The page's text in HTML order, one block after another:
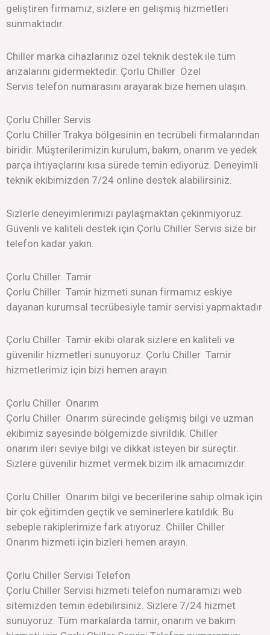
geliştiren firmamız, sizlere en gelişmiş hizmetleri
sunmaktadır.
Chiller marka cihazlarınız özel teknik destek ile tüm
arızalarını gidermektedir. Çorlu Chiller Özel
Servis telefon numarasını arayarak bize hemen ulaşın.
Çorlu Chiller Servis
Çorlu Chiller Trakya bölgesinin en tecrübeli firmalarından
biridir. Müşterilerimizin kurulum, bakım, onarım ve yedek
parça ihtiyaçlarını kısa sürede temin ediyoruz. Deneyimli
teknik ekibimizden 7/24 online destek alabilirsiniz.
Sizlerle deneyimlerimizi paylaşmaktan çekinmiyoruz.
Güvenli ve kaliteli destek için Çorlu Chiller Servis size bir
telefon kadar yakın.
Çorlu Chiller Tamir
Çorlu Chiller Tamir hizmeti sunan firmamız eskiye
dayanan kurumsal tecrübesiyle tamir servisi yapmaktadır
Çorlu Chiller Tamir ekibi olarak sizlere en kaliteli ve
güvenilir hizmetleri sunuyoruz. Çorlu Chiller Tamir
hizmetlerimiz için bizi hemen arayın.
Çorlu Chiller Onarım
Çorlu Chiller Onarım sürecinde gelişmiş bilgi ve uzman
ekibimiz sayesinde bölgemizde sivrildik. Chiller
onarım ileri seviye bilgi ve dikkat isteyen bir süreçtir.
Sizlere güvenilir hizmet vermek bizim ilk amacımızdır.
Çorlu Chiller Onarım bilgi ve becerilerine sahip olmak için
bir çok eğitimden geçtik ve seminerlere katıldık. Bu
sebeple rakiplerimize fark atıyoruz. Chiller Chiller
Onarım hizmeti için bizleri hemen arayın.
Çorlu Chiller Servisi Telefon
Çorlu Chiller Servisi hizmeti telefon numaramızı web
sitemizden temin edebilirsiniz. Sizlere 7/24 hizmet
sunuyoruz. Tüm markalarda tamir, onarım ve bakım